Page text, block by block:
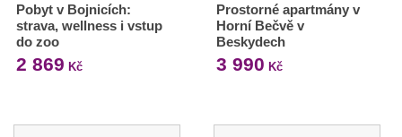
Pobyt v Bojnicích:
strava, wellness i vstup
do zoo
2 869 Kč
Prostorné apartmány v
Horní Bečvě v
Beskydech
3 990 Kč